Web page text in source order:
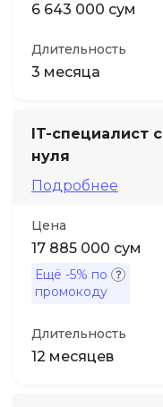
6 643 000 сум
Длительность
3 месяца
IT-специалист с
нуля
Подробнее
Цена
17 885 000 сум
Ещё -5% по
промокоду
Длительность
12 месяцев